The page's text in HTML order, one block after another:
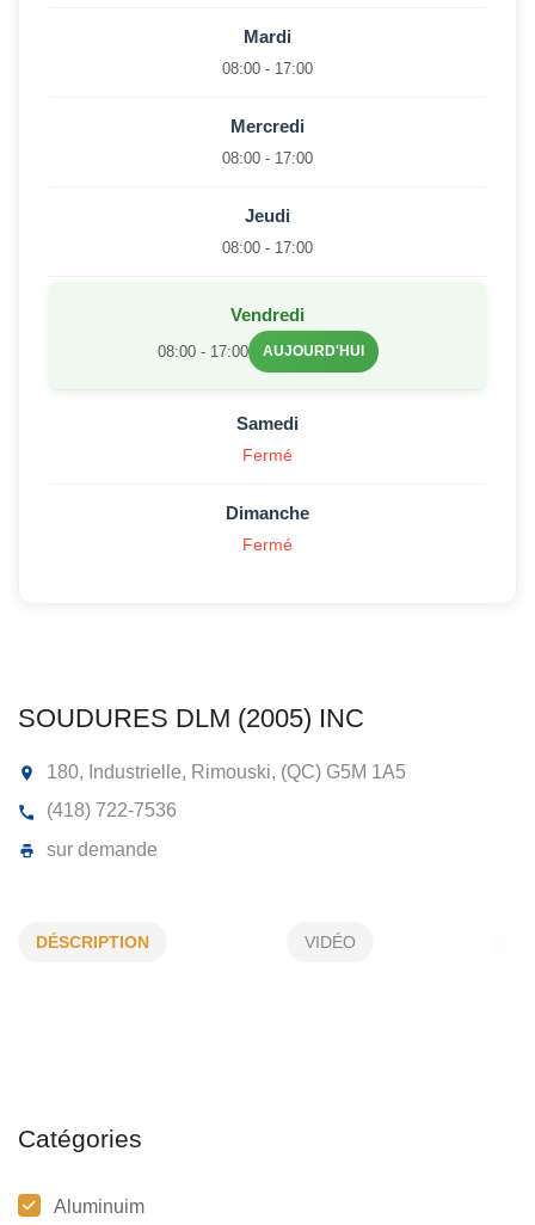
180, Industrielle, Rimouski, (QC) G5M 1A5
DÉSCRIPTION VIDÉO
Catégories
Aluminuim
Mardi
08:00 - 17:00
Mercredi
08:00 - 17:00
Jeudi
08:00 - 17:00
Vendredi
08:00 - 17:00 AUJOURD'HUI
Samedi
Fermé
Dimanche
Fermé